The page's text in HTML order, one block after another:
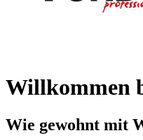
Willkommen
Wie gewohnt mit